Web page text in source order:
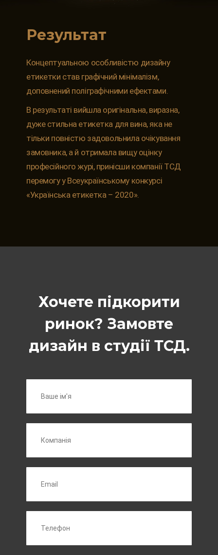
Результат
Концептуальною особливістю дизайну
етикетки став графічний мінімалізм,
доповнений поліграфічними ефектами.
В результаті вийшла оригінальна, виразна,
дуже стильна етикетка для вина, яка не
тільки повністю задовольнила очікування
замовника, а й отримала вищу оцінку
професійного журі, принісши компанії ТСД
перемогу у Всеукраїнському конкурсі
«Українська етикетка – 2020».
Хочете підкорити
ринок? Замовте
дизайн в студії ТСД.